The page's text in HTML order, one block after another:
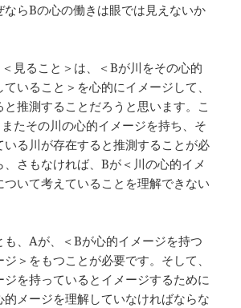
ならBの心の働きは眼では見えないか
見ること＞は、＜Bが川をその心的
いること＞を心的にイメージして、
推測することだろうと思います。こ
たその川の心的イメージを持ち、そ
いる川が存在すると推測することが必
さもなければ、Bが＜川の心的イメ
ついて考えていることを理解できない
も、Aが、＜Bが心的イメージを持つ
＞をもつことが必要です。そして、
を持っているとイメージするために
的メージを理解していなければならな